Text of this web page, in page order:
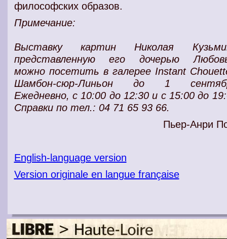
философских образов.
Примечание:
Выставку картин Николая
представленную его дочерью
можно посетить в галерее Instant
Шамбон-сюр-Линьон до 1
Ежедневно, с 10:00 до 12:30 и с 15:00 до
Справки по тел.: 04 71 65 93 66.
Пьер-Анри
English-language version
Version originale en langue française